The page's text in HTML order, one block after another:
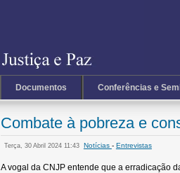
Documentos Conferências e
Combate à pobreza e
Terça, 30 Abril 2024 11:43 Notícias - Entrevistas
A vogal da CNJP entende que a erradicação